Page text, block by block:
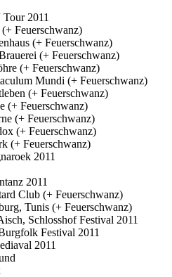
2011
Feuerschwanz)
(+ Feuerschwanz)
(+ Feuerschwanz)
(+ Feuerschwanz)
Mundi (+ Feuerschwanz)
(+ Feuerschwanz)
(+ Feuerschwanz)
(+ Feuerschwanz)
(+ Feuerschwanz)
(+ Feuerschwanz)
2011
2011
Club (+ Feuerschwanz)
Tunis (+ Feuerschwanz)
Schlosshof Festival 2011
Festival 2011
2011